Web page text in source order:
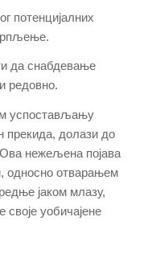
потенцијалних
да снабдевање
редовно.
успостављању
прекида, долази до
Ова нежељена појава
односно отварањем
јаком млазу,
своје уобичајене